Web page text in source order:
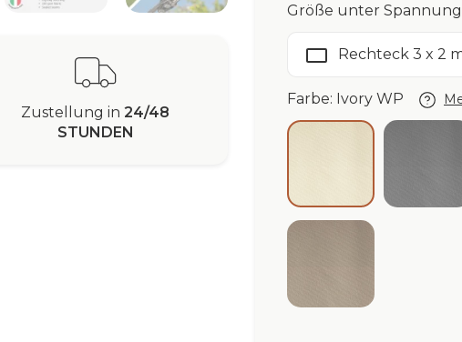
Zustellung in24/48
STUNDEN
Größe unter
Rechteck 3 x 2
Farbe: Ivory WP
Ivory WP
Taupe WP